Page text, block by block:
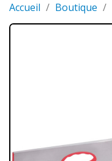
Accueil Boutique